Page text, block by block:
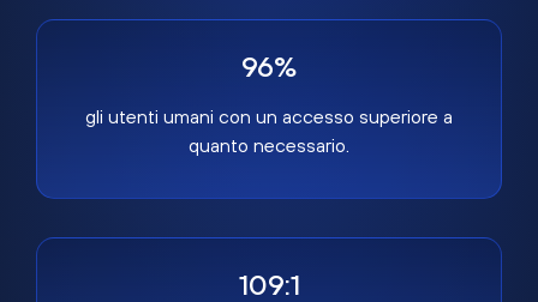
96%
gli utenti umani con un accesso superiore a
quanto necessario.
109:1